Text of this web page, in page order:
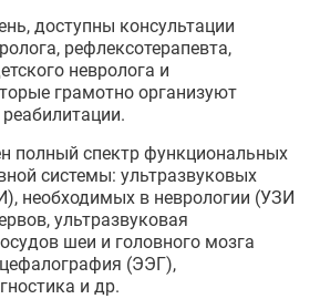
доступны консультации
рефлексотерапевта,
невролога и
грамотно организуют
полный спектр функциональных
системы: ультразвуковых
необходимых в неврологии (УЗИ
ультразвуковая
шеи и головного мозга
(ЭЭГ),
и др.